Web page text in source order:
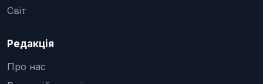
Світ
Редакція
Про нас